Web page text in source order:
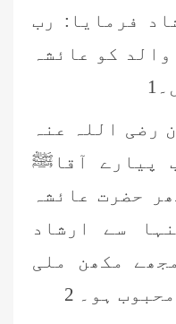
فرمایا: رب
کو عائشہ
رضی اللہ عنہ
پیارے آقاﷺ
حضرت عائشہ
سے ارشاد
مکھن ملی
ہو۔ 2